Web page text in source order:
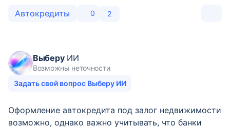
Автокредиты 0 2
ВыберуИИ
Возможны неточности
Задать свой вопрос Выберу ИИ
Оформление автокредита под залог недвижимости
возможно, однако важно учитывать, что банки